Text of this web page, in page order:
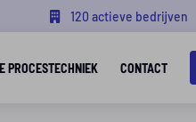
120 actieve bedrijven
PROCESTECHNIEK CONTACT